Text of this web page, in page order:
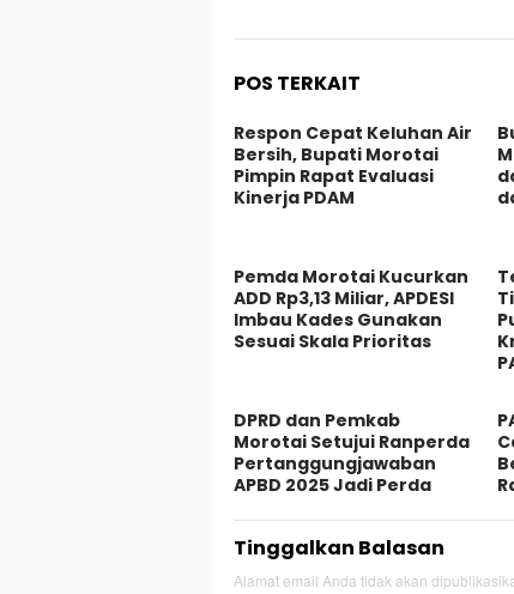
POS TERKAIT
Respon Cepat Keluhan Air
Bersih, Bupati Morotai
Pimpin Rapat Evaluasi
Kinerja PDAM
Pemda Morotai Kucurkan
ADD Rp3,13 Miliar, APDESI
Imbau Kades Gunakan
Sesuai Skala Prioritas
DPRD dan Pemkab
Morotai Setujui Ranperda
Pertanggungjawaban
APBD 2025 Jadi Perda
Tinggalkan Balasan
Alamat email Anda tidak akan